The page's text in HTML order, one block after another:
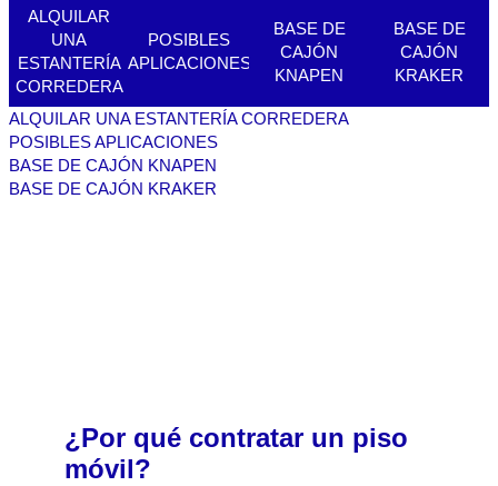
ALQUILAR
UNA
ESTANTERÍA
CORREDERA
POSIBLES
APLICACIONES
BASE DE
CAJÓN
KNAPEN
BASE DE
CAJÓN
KRAKER
ALQUILAR UNA ESTANTERÍA CORREDERA
POSIBLES APLICACIONES
BASE DE CAJÓN KNAPEN
BASE DE CAJÓN KRAKER
¿Por qué contratar un piso
móvil?